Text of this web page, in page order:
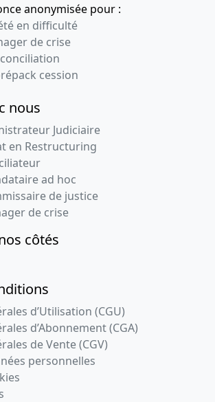
anonymisée pour :
en difficulté
de crise
cession
nous
Judiciaire
en Restructuring
ad hoc
de justice
de crise
côtés
d’Utilisation (CGU)
d’Abonnement (CGA)
de Vente (CGV)
personnelles